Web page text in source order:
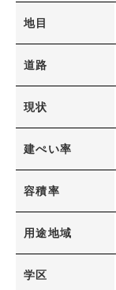
交通機関
JR
学区
地目
道路
現状
建ぺい率
容積率
用途地域
学区